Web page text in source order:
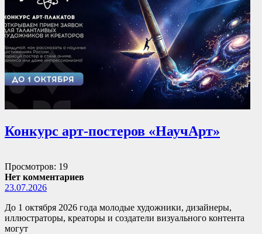
Конкурс арт-постеров «НаучАрт»
Просмотров: 19
Нет комментариев
23.07.2026
До 1 октября 2026 года молодые художники, дизайнеры,
иллюстраторы, креаторы и создатели визуального контента
могут